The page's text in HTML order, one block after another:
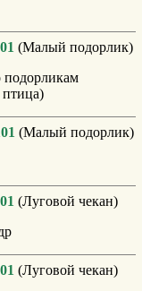
(Малый подорлик)
подорликам
птица)
(Малый подорлик)
(Луговой чекан)
(Луговой чекан)